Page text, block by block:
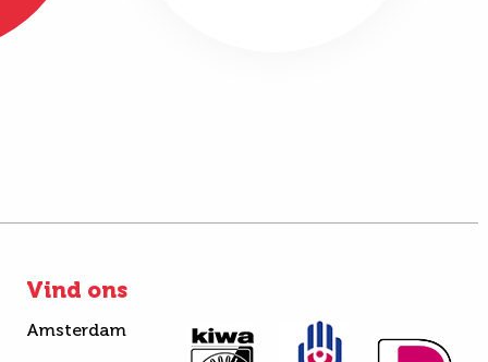
Vind ons
Amsterdam